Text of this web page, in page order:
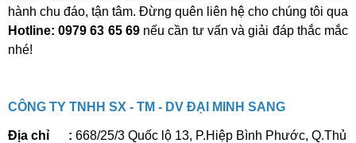
hành chu đáo, tận tâm. Đừng quên liên hệ cho chúng tôi qua
Hotline: 0979 63 65 69nếu cần tư vấn và giải đáp thắc mắc
nhé!
CÔNG TY TNHH SX - TM - DV ĐẠI MINH SANG
Địa chỉ : 668/25/3 Quốc lộ 13, P.Hiệp Bình Phước, Q.Thủ